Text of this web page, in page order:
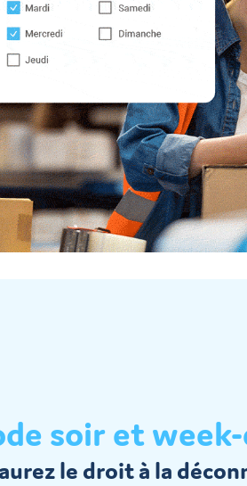
soir et
le droit à la